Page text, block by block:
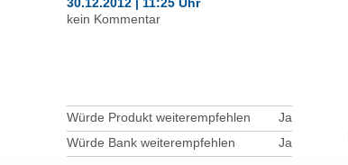
kein Kommentar
Würde Produkt weiterempfehlen
Ja
Würde Bank weiterempfehlen
Ja